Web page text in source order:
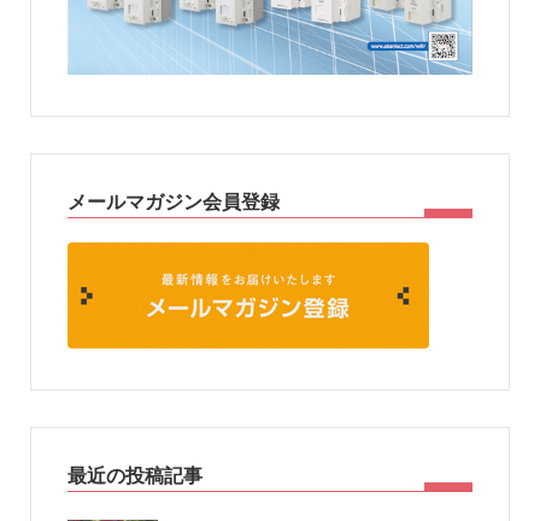
メールマガジン会員登録
最近の投稿記事